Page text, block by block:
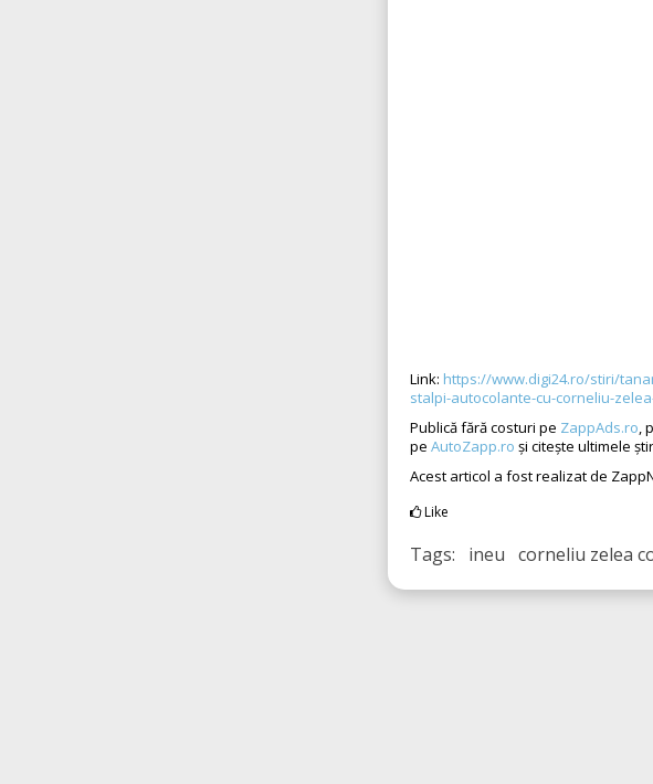
Link: https://www.digi24.ro/stiri/
stalpi-autocolante-cu-corneliu-
Publică fără costuri pe ZappAds.ro ,
pe AutoZapp.ro și citește ultimele
Acest articol a fost realizat de
Like
Tags: ineu corneliu zelea